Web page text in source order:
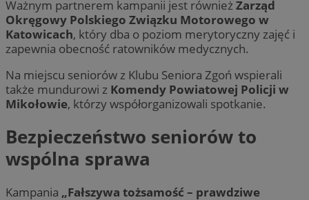
Ważnym partnerem kampanii jest równieżZarząd
Okręgowy Polskiego Związku Motorowego w
Katowicach, który dba o poziom merytoryczny zajęć i
zapewnia obecność ratowników medycznych.
Na miejscu seniorów z Klubu Seniora Zgoń wspierali
także mundurowi z Komendy Powiatowej Policji w
Mikołowie, którzy współorganizowali spotkanie.
Bezpieczeństwo seniorów to
wspólna sprawa
Kampania „Fałszywa tożsamość – prawdziwe